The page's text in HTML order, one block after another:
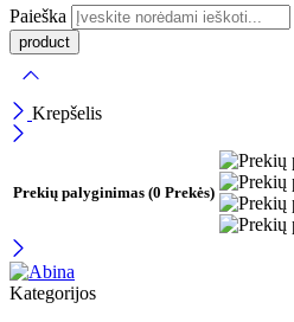
Paieška
Krepšelis
Prekių palyginimas (0 Prekės)
Kategorijos